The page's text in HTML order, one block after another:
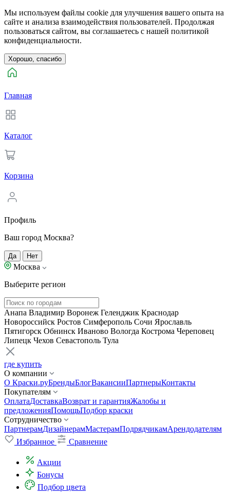
Мы используем файлы cookie для улучшения вашего опыта на
сайте и анализа взаимодействия пользователей. Продолжая
пользоваться сайтом, вы соглашаетесь с нашей политикой
конфиденциальности.
Хорошо, спасибо
Главная
Каталог
Корзина
Профиль
Ваш город Москва?
Да Нет
Москва
Выберите регион
Анапа Владимир Воронеж Геленджик Краснодар
Новороссийск Ростов Симферополь Сочи Ярославль
Пятигорск Обнинск Иваново Вологда Кострома Череповец
Липецк Чехов Севастополь Тула
где купить
О компании
О Краски.руБрендыБлогВакансииПартнерыКонтакты
Покупателям
ОплатаДоставкаВозврат и гарантияЖалобы и
предложенияПомощьПодбор краски
Сотрудничество
ПартнерамДизайнерамМастерамПодрядчикамАрендодателям
Избранное
Сравнение
Акции
Бонусы
Подбор цвета